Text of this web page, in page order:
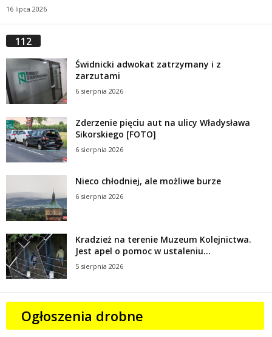
16 lipca 2026
112
Świdnicki adwokat zatrzymany i z
zarzutami
6 sierpnia 2026
Zderzenie pięciu aut na ulicy Władysława
Sikorskiego [FOTO]
6 sierpnia 2026
Nieco chłodniej, ale możliwe burze
6 sierpnia 2026
Kradzież na terenie Muzeum Kolejnictwa.
Jest apel o pomoc w ustaleniu...
5 sierpnia 2026
Ogłoszenia drobne